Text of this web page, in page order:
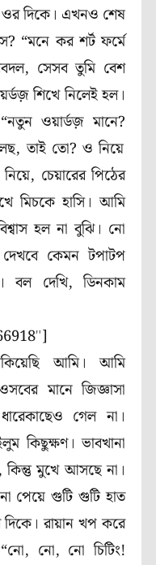
ওর দিকে। এখনও শেষ
? “মনে কর শর্ট ফর্মে
সেসব তুমি বেশ
শিখে নিলেই হল।
“নতুন ওয়ার্ডজ় মানে?
তাই তো? ও নিয়ে
নিয়ে, চেয়ারের পিঠের
মিচকে হাসি। আমি
হল না বুঝি। নো
দেখবে কেমন টপাটপ
বল দেখি, ডিনকাম
আমি। আমি
মানে জিজ্ঞাসা
গেল না।
কিছুক্ষণ। ভাবখানা
মুখে আসছে না।
পেয়ে গুটি গুটি হাত
দিকে। রায়ান খপ করে
নো, নো চিটিং!